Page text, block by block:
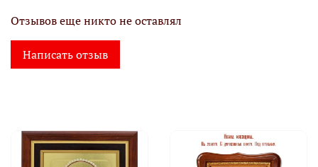
Отзывов еще никто не оставлял
Написать отзыв